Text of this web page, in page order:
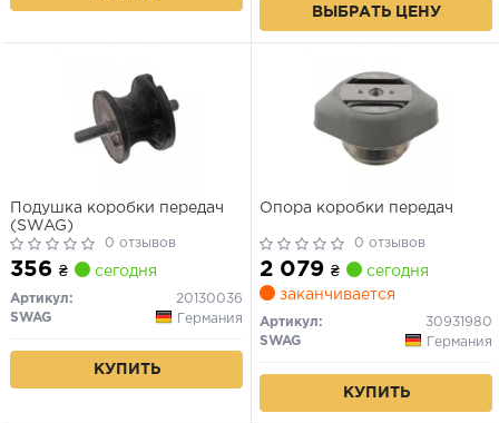
ВЫБРАТЬ ЦЕНУ
Подушка коробки передач
(SWAG)
0 отзывов
356 ₴ сегодня
Артикул:
20130036
SWAG
Германия
КУПИТЬ
Опора коробки передач
0 отзывов
2 079 ₴
сегодня
заканчивается
Артикул:
30931980
SWAG
Германия
КУПИТЬ